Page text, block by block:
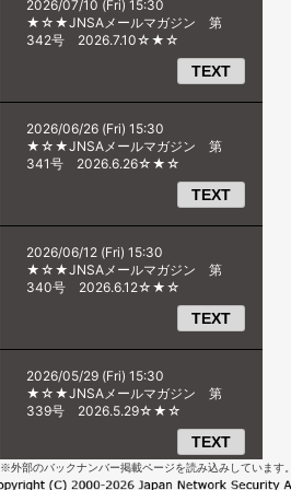
※外部のバックナンバー掲載ページを読み込みしています